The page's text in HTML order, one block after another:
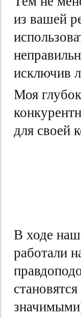
из вашей
исключив
Моя
для своей
В ходе
работали